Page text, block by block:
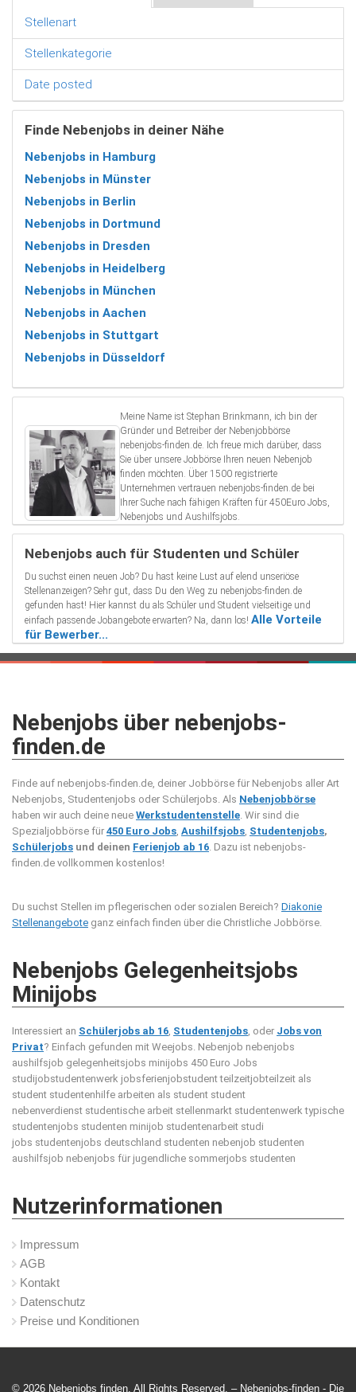
Stellenart
Stellenkategorie
Date posted
Finde Nebenjobs in deiner Nähe
Nebenjobs in Hamburg
Nebenjobs in Münster
Nebenjobs in Berlin
Nebenjobs in Dortmund
Nebenjobs in Dresden
Nebenjobs in Heidelberg
Nebenjobs in München
Nebenjobs in Aachen
Nebenjobs in Stuttgart
Nebenjobs in Düsseldorf
Meine Name ist Stephan Brinkmann, ich bin der
Gründer und Betreiber der Nebenjobbörse
nebenjobs-finden.de. Ich freue mich darüber, dass
Sie über unsere Jobbörse Ihren neuen Nebenjob
finden möchten. Über 1500 registrierte
Unternehmen vertrauen nebenjobs-finden.de bei
Ihrer Suche nach fähigen Kräften für 450Euro Jobs,
Nebenjobs und Aushilfsjobs.
Nebenjobs auch für Studenten und Schüler
Du suchst einen neuen Job? Du hast keine Lust auf elend unseriöse
Stellenanzeigen? Sehr gut, dass Du den Weg zu nebenjobs-finden.de
gefunden hast! Hier kannst du als Schüler und Student vielseitige und
einfach passende Jobangebote erwarten? Na, dann los! Alle Vorteile
für Bewerber...
Nebenjobs über nebenjobs-
finden.de
Finde auf nebenjobs-finden.de, deiner Jobbörse für Nebenjobs aller Art
Nebenjobs, Studentenjobs oder Schülerjobs. Als Nebenjobbörse
haben wir auch deine neue Werkstudentenstelle. Wir sind die
Spezialjobbörse für 450 Euro Jobs, Aushilfsjobs, Studentenjobs,
Schülerjobs und deinen Ferienjob ab 16. Dazu ist nebenjobs-
finden.de vollkommen kostenlos!
Du suchst Stellen im pflegerischen oder sozialen Bereich? Diakonie
Stellenangebote ganz einfach finden über die Christliche Jobbörse.
Nebenjobs Gelegenheitsjobs
Minijobs
Interessiert an Schülerjobs ab 16, Studentenjobs, oder Jobs von
Privat? Einfach gefunden mit Weejobs. Nebenjob nebenjobs
aushilfsjob gelegenheitsjobs minijobs 450 Euro Jobs
studijobstudentenwerk jobsferienjobstudent teilzeitjobteilzeit als
student studentenhilfe arbeiten als student student
nebenverdienst studentische arbeit stellenmarkt studentenwerk typische
studentenjobs studenten minijob studentenarbeit studi
jobs studentenjobs deutschland studenten nebenjob studenten
aushilfsjob nebenjobs für jugendliche sommerjobs studenten
Nutzerinformationen
Impressum
AGB
Kontakt
Datenschutz
Preise und Konditionen
© 2026 Nebenjobs finden. All Rights Reserved. – Nebenjobs-finden - Die